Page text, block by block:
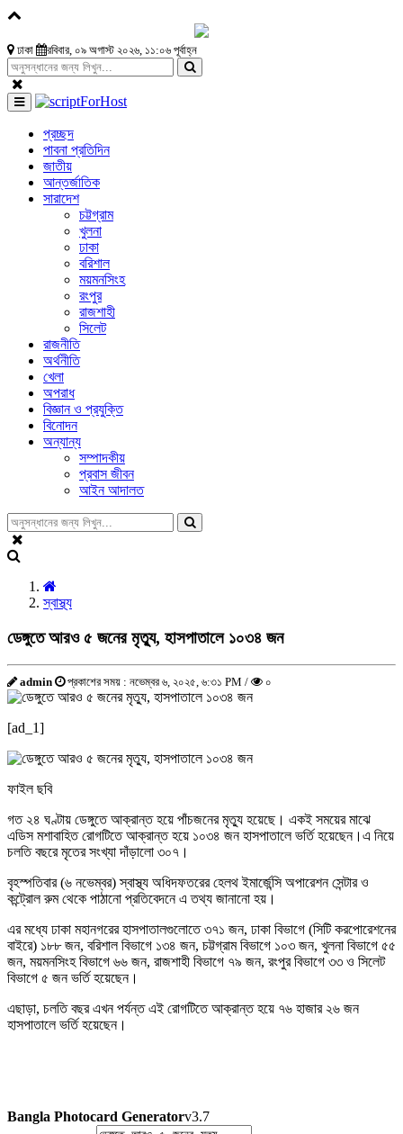
ঢাকা রবিবার, ০৯ অগাস্ট ২০২৬, ১১:০৬ পূর্বাহ্ন
প্রচ্ছদ
পাবনা প্রতিদিন
জাতীয়
আন্তর্জাতিক
সারাদেশ
চট্টগ্রাম
খুলনা
ঢাকা
বরিশাল
ময়মনসিংহ
রংপুর
রাজশাহী
সিলেট
রাজনীতি
অর্থনীতি
খেলা
অপরাধ
বিজ্ঞান ও প্রযুক্তি
বিনোদন
অন্যান্য
সম্পাদকীয়
প্রবাস জীবন
আইন আদালত
স্বাস্থ্য
ডেঙ্গুতে আরও ৫ জনের মৃত্যু, হাসপাতালে ১০৩৪ জন
admin প্রকাশের সময় : নভেম্বর ৬, ২০২৫, ৬:৩১ PM / ০
[ad_1]
ফাইল ছবি
গত ২৪ ঘণ্টায় ডেঙ্গুতে আক্রান্ত হয়ে পাঁচজনের মৃত্যু হয়েছে। একই সময়ের মাঝে
এডিস মশাবাহিত রোগটিতে আক্রান্ত হয়ে ১০৩৪ জন হাসপাতালে ভর্তি হয়েছেন।এ নিয়ে
চলতি বছরে মৃতের সংখ্যা দাঁড়ালো ৩০৭।
বৃহস্পতিবার (৬ নভেম্বর) স্বাস্থ্য অধিদফতরের হেলথ ইমার্জেন্সি অপারেশন সেন্টার ও
কন্ট্রোল রুম থেকে পাঠানো প্রতিবেদনে এ তথ্য জানানো হয়।
এর মধ্যে ঢাকা মহানগরের হাসপাতালগুলোতে ৩৭১ জন, ঢাকা বিভাগে (সিটি করপোরেশনের
বাইরে) ১৮৮ জন, বরিশাল বিভাগে ১৩৪ জন, চট্টগ্রাম বিভাগে ১০৩ জন, খুলনা বিভাগে ৫৫
জন, ময়মনসিংহ বিভাগে ৬৬ জন, রাজশাহী বিভাগে ৭৯ জন, রংপুর বিভাগে ৩৩ ও সিলেট
বিভাগে ৫ জন ভর্তি হয়েছেন।
এছাড়া, চলতি বছর এখন পর্যন্ত এই রোগটিতে আক্রান্ত হয়ে ৭৬ হাজার ২৬ জন
হাসপাতালে ভর্তি হয়েছেন।
Bangla Photocard Generatorv3.7